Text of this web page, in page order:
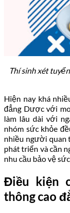
Thí sinh xét
Hiện nay khá
đẳng Dược với
làm lâu dài với
nhóm sức khỏe
nhiều người quan
phát triển và cần
nhu cầu bảo vệ
Điều kiện
thông cao